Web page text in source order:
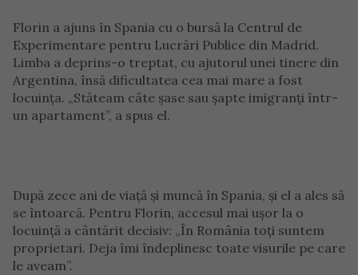
Florin a ajuns în Spania cu o bursă la Centrul de
Experimentare pentru Lucrări Publice din Madrid.
Limba a deprins-o treptat, cu ajutorul unei tinere din
Argentina, însă dificultatea cea mai mare a fost
locuința. „Stăteam câte șase sau șapte imigranți într-
un apartament”, a spus el.
După zece ani de viață și muncă în Spania, și el a ales să
se întoarcă. Pentru Florin, accesul mai ușor la o
locuință a cântărit decisiv: „În România toți suntem
proprietari. Deja îmi îndeplinesc toate visurile pe care
le aveam”.